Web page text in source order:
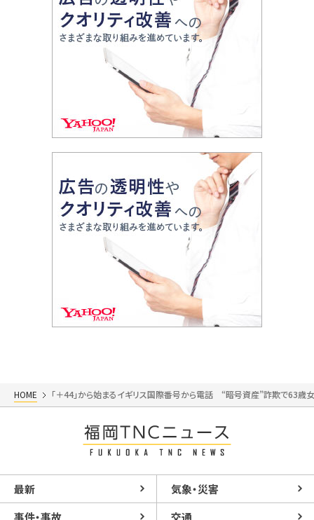
HOME 「＋44」から始まるイギリス国際番号から電話 “暗号資産”詐欺で63
最新
気象・災害
事件・事故
交通